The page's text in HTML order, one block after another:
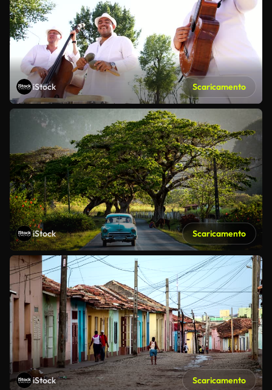
iStock Scaricamento
iStock Scaricamento
iStock Scaricamento